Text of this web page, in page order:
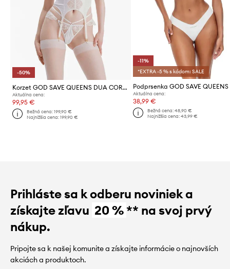
-50%
Korzet GOD SAVE QUEENS DUA CORSET
Aktuálna cena:
99,95 €
Bežná cena:199,90 €
Najnižšia cena:199,90 €
-11%
*EXTRA -5 % s kódom: SALE
Aktuálna cena:
38,99 €
Bežná cena: 48,90 €
Najnižšia cena: 43,99 €
Prihláste sa k odberu noviniek a
získajte zľavu 20 %** na svoj prvý
nákup.
Pripojte sa k našej komunite a získajte informácie o najnovších
akciách a produktoch.